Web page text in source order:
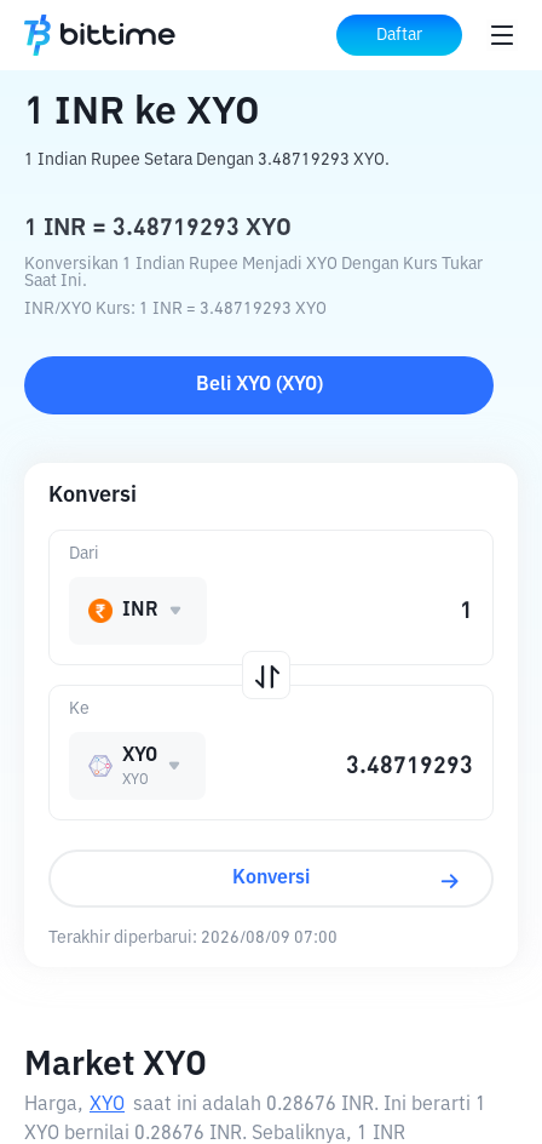
Daftar
Beranda Konverter Kripto ke XYO
1 INR ke XYO
1 Indian Rupee Setara Dengan 3.48719293 XYO.
1 INR = 3.48719293 XYO
Konversikan 1 Indian Rupee Menjadi XYO Dengan Kurs Tukar
Saat Ini.
INR/XYO Kurs: 1 INR = 3.48719293 XYO
Beli XYO(XYO)
Konversi
Ke
XYO
XYO
Dari
INR
Konversi
Terakhir diperbarui: 2026/08/09 07:00
Market XYO
Harga, XYO saat ini adalah 0.28676 INR. Ini berarti 1
XYO bernilai 0.28676 INR. Sebaliknya, 1 INR